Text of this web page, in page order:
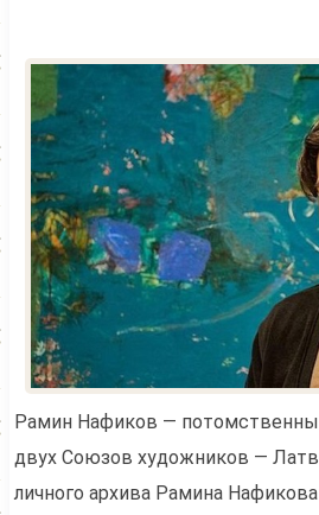
Рамин Нафиков —
двух Союзов художников —
личного архива Рамина Нафикова